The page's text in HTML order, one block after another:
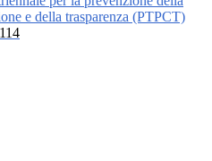
e della trasparenza (PTPCT)
114